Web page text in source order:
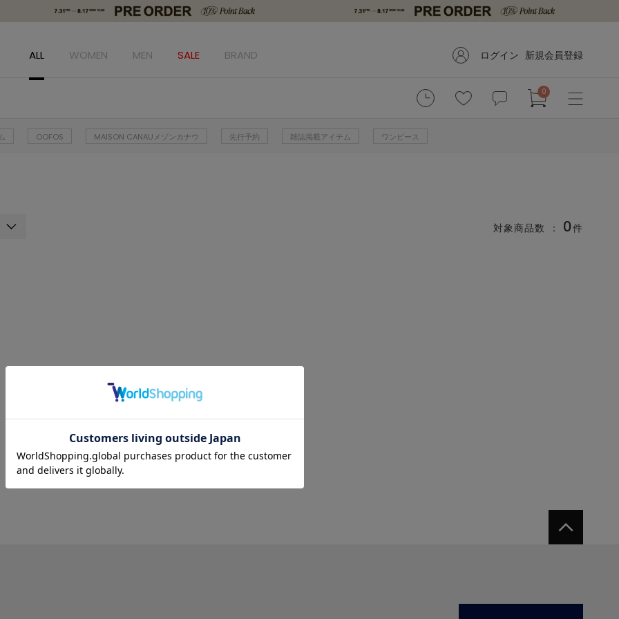
ALL WOMEN MEN SALE BRAND ログイン 新規会員登録
0
OOFOS MAISON CANAUメゾンカナウ 先行予約 雑誌掲載アイテム ワンピース
対象商品数 ： 0件